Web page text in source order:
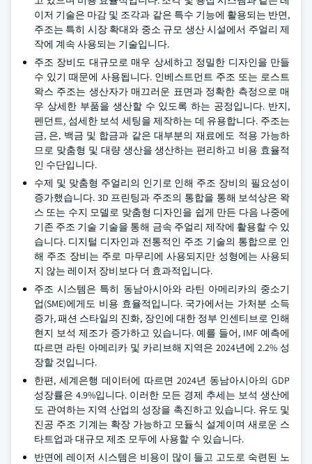
이저 기술은 마감 및 조각과 같은 특수 기능에 활용되는 반면,
주조는 특히 시장 확대와 중소 규모 생산 시설에서 주얼리 제
작에 계속 사용되는 기술입니다.
주조 장비도 대규모로 매우 상세하고 정밀한 디자인을 만들
수 있기 때문에 사용됩니다. 인베스트먼트 주조 또는 로스트
왁스 주조는 생산자가 매끄러운 표면과 정확한 측정으로 매
우 상세한 부품을 생산할 수 있도록 하는 공정입니다. 반지,
펜던트, 섬세한 보석 세팅을 제작하는 데 유용합니다. 주조는
금, 은, 백금 및 합금과 같은 대부분의 재료에도 적용 가능하
므로 맞춤형 및 대량 생산을 생산하는 편리하고 비용 효율적
인 수단입니다.
수제 및 맞춤형 주얼리의 인기로 인해 주조 장비의 필요성이
증가했습니다. 3D 프린팅과 주조의 통합을 통해 보석상은 왁
스 또는 수지 모델로 맞춤형 디자인을 쉽게 만든 다음 나중에
기존 주조 기술 기술을 통해 금속 주얼리 제작에 활용할 수 있
습니다. 디지털 디자인과 전통적인 주조 기술의 통합으로 인
해 주조 장비는 주로 마무리에 사용되지만 성형에는 사용되
지 않는 레이저 장비보다 더 효과적입니다.
주조 시스템은 특히 동남아시아와 라틴 아메리카의 중소기
업(SME)에게도 비용 효율적입니다. 국가에서는 가처분 소득
증가, 패션 스타일의 진화, 장인에 대한 정부 인센티브로 인해
현지 보석 제조가 증가하고 있습니다. 예를 들어, IMF 예측에
따르면 라틴 아메리카 및 카리브해 지역은 2024년에 2.2% 성
장할 것입니다.
한편, 세계은행 데이터에 따르면 2024년 동남아시아의 GDP
성장률은 4.9%입니다. 이러한 모든 경제 추세는 보석 생산에
도 관여하는 지역 산업의 성장을 촉진하고 있습니다. 유도 및
진공 주조 기계는 확장 가능하고 모듈식 설계이며 새로운 스
타트업과 대규모 제조 모두에 사용할 수 있습니다.
반면에 레이저 시스템은 비용이 많이 들고 고도로 숙련된 노